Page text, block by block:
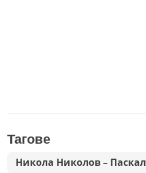
Тагове
Никола Николов – Паскал